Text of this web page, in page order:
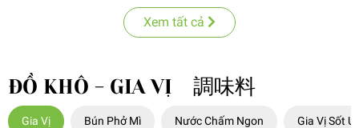
Xem tất cả
ĐỒ KHÔ - GIA VỊ 調味料
Gia Vị Bún Phở Mì Nước Chấm Ngon Gia Vị Sốt